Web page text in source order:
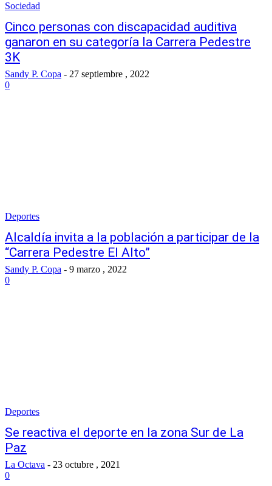
Sociedad
Cinco personas con discapacidad auditiva
ganaron en su categoría la Carrera Pedestre
3K
Sandy P. Copa - 27 septiembre , 2022
0
Deportes
Alcaldía invita a la población a participar de la
“Carrera Pedestre El Alto”
Sandy P. Copa - 9 marzo , 2022
0
Deportes
Se reactiva el deporte en la zona Sur de La
Paz
La Octava - 23 octubre , 2021
0